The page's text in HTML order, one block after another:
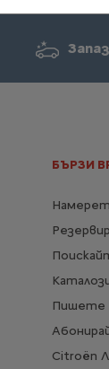
БЪРЗИ
Пишете
Citroën